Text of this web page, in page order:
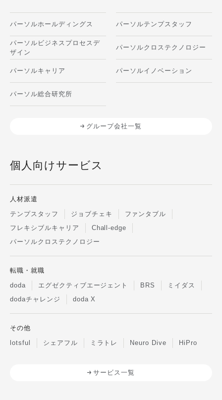
パーソルホールディングス パーソルテンプスタッフ
パーソルビジネスプロセスデ
ザイン
パーソルクロステクノロジー
パーソルキャリア パーソルイノベーション
パーソル総合研究所
グループ会社一覧
個人向けサービス
人材派遣
テンプスタッフ
ジョブチェキ
ファンタブル
フレキシブルキャリア
Chall-edge
パーソルクロステクノロジー
転職・就職
doda
エグゼクティブエージェント BRS
ミイダス
dodaチャレンジ
doda X
その他
lotsful
シェアフル ミラトレ Neuro Dive HiPro
サービス一覧